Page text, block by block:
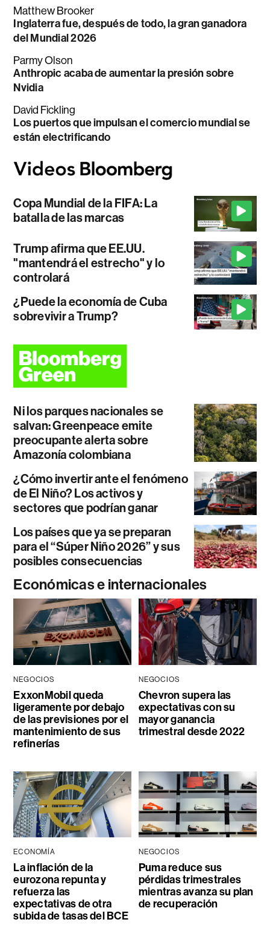
Matthew Brooker
Inglaterra fue, después de todo, la gran ganadora
del Mundial 2026
Parmy Olson
Anthropic acaba de aumentar la presión sobre
Nvidia
David Fickling
Los puertos que impulsan el comercio mundial se
están electrificando
Copa Mundial de la FIFA: La
batalla de las marcas
Trump afirma que EE.UU.
"mantendrá el estrecho" y lo
controlará
¿Puede la economía de Cuba
sobrevivir a Trump?
Ni los parques nacionales se
salvan: Greenpeace emite
preocupante alerta sobre
Amazonía colombiana
¿Cómo invertir ante el fenómeno
de El Niño? Los activos y
sectores que podrían ganar
Los países que ya se preparan
para el “Súper Niño 2026” y sus
posibles consecuencias
Económicas e internacionales
NEGOCIOS
ExxonMobil queda
ligeramente por debajo
de las previsiones por el
mantenimiento de sus
refinerías
NEGOCIOS
Chevron supera las
expectativas con su
mayor ganancia
trimestral desde 2022
ECONOMÍA
La inflación de la
eurozona repunta y
refuerza las
expectativas de otra
subida de tasas del BCE
NEGOCIOS
Puma reduce sus
pérdidas trimestrales
mientras avanza su plan
de recuperación